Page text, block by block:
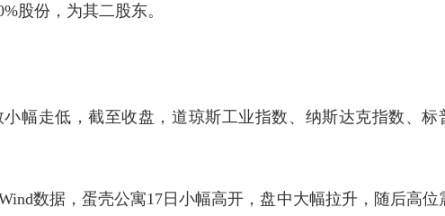
股份，为其二股东。
幅走低，截至收盘，道琼斯工业指数、纳斯达克指数、标
数据，蛋壳公寓17日小幅高开，盘中大幅拉升，随后高位